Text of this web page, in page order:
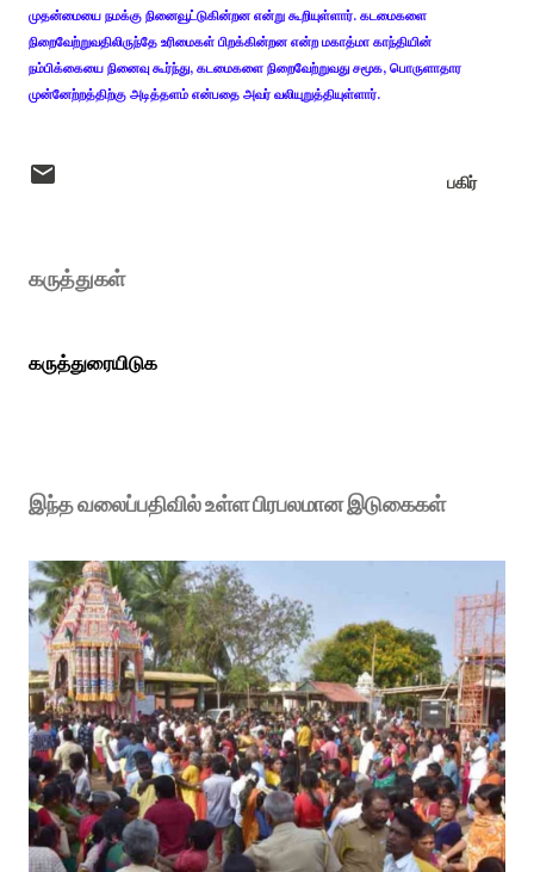
முதன்மையை நமக்கு நினைவூட்டுகின்றன என்று கூறியுள்ளார். கடமைகளை
நிறைவேற்றுவதிலிருந்தே உரிமைகள் பிறக்கின்றன என்ற மகாத்மா காந்தியின்
நம்பிக்கையை நினைவு கூர்ந்து, கடமைகளை நிறைவேற்றுவது சமூக, பொருளாதார
முன்னேற்றத்திற்கு அடித்தளம் என்பதை அவர் வலியுறுத்தியுள்ளார்.
பகிர்
கருத்துகள்
கருத்துரையிடுக
இந்த வலைப்பதிவில் உள்ள பிரபலமான இடுகைகள்